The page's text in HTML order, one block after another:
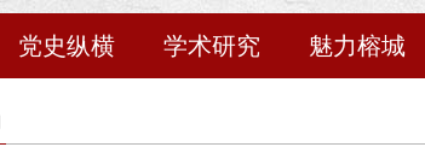
党史纵横 学术研究 魅力榕城